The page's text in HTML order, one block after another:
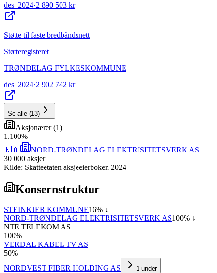
des. 2024·2 890 503 kr
Støtte til faste bredbåndsnett
Støtteregisteret
TRØNDELAG FYLKESKOMMUNE
des. 2024·2 902 742 kr
Se alle (13)
Aksjonærer(1)
1 .100%
🇳🇴
NORD-TRØNDELAG ELEKTRISITETSVERK AS
30 000 aksjer
Kilde: Skatteetaten aksjeeierboken 2024
Konsernstruktur
STEINKJER KOMMUNE16% ↓
NORD-TRØNDELAG ELEKTRISITETSVERK AS100% ↓
NTE TELEKOM AS
100%
VERDAL KABEL TV AS
50%
NORDVEST FIBER HOLDING AS
1 under